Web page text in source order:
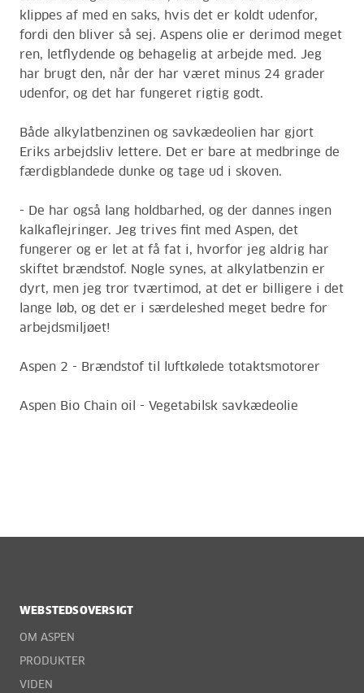
klippes af med en saks, hvis det er koldt udenfor,
fordi den bliver så sej. Aspens olie er derimod meget
ren, letflydende og behagelig at arbejde med. Jeg
har brugt den, når der har været minus 24 grader
udenfor, og det har fungeret rigtig godt.
Både alkylatbenzinen og savkædeolien har gjort
Eriks arbejdsliv lettere. Det er bare at medbringe de
færdigblandede dunke og tage ud i skoven.
- De har også lang holdbarhed, og der dannes ingen
kalkaflejringer. Jeg trives fint med Aspen, det
fungerer og er let at få fat i, hvorfor jeg aldrig har
skiftet brændstof. Nogle synes, at alkylatbenzin er
dyrt, men jeg tror tværtimod, at det er billigere i det
lange løb, og det er i særdeleshed meget bedre for
arbejdsmiljøet!
Aspen 2 - Brændstof til luftkølede totaktsmotorer
Aspen Bio Chain oil - Vegetabilsk savkædeolie
WEBSTEDSOVERSIGT
OM ASPEN
PRODUKTER
VIDEN